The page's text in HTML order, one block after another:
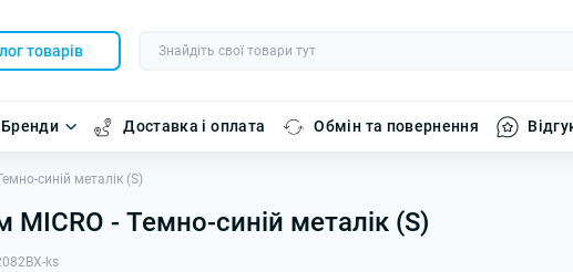
товарів
Бренди Доставка і оплата Обмін та повернення
синій металік (S)
- Темно-синій металік (S)
ks